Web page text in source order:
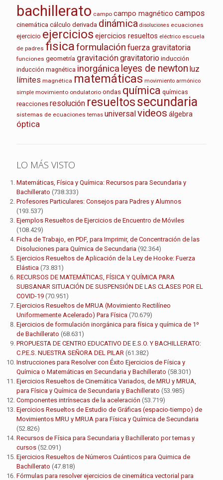
bachillerato campo campo magnético campos
cinemática cálculo derivada dinámica disoluciones ecuaciones
ejercicio ejercicios ejercicios resueltos eléctrico escuela
de padres fisicaformulación fuerza gravitatoria
funciones geometría gravitación gravitatorio inducción
inducción magnética inorgánica leyes de newton luz
límites magnética matemáticas movimiento armónico
simple movimiento ondulatorio ondas química químicas
reacciones resolución resueltossecundaria
sistemas de ecuaciones temas universalvideos álgebra
óptica
LO MÁS VISTO
Matemáticas, Física y Química: Recursos para Secundaria y
Bachillerato (738.333)
Profesores Particulares: Consejos para Padres y Alumnos
(193.537)
Ejemplos Resueltos de Ejercicios de Encuentro de Móviles
(108.429)
Ficha de Trabajo, en PDF, para Imprimir, de Concentración de las
Disoluciones para Química de Secundaria (92.364)
Ejercicios Resueltos de Aplicación de la Ley de Hooke: Fuerza
Elástica (73.831)
RECURSOS DE MATEMÁTICAS, FÍSICA Y QUÍMICA PARA
SUBSANAR SITUACIÓN DE SUSPENSIÓN DE LAS CLASES POR EL
COVID-19 (70.951)
Ejercicios Resueltos de MRUA (Movimiento Rectilíneo
Uniformemente Acelerado) Para Física (70.679)
Ejercicios de formulación inorgánica para física y química de 1º
de Bachillerato (68.631)
PROPUESTA DE CENTRO EDUCATIVO DE E.S.O. Y BACHILLERATO:
C.P.E.S. NUESTRA SEÑORA DEL PILAR (61.382)
Instrucciones para Resolver con Éxito Ejercicios de Física y
Química o Matemáticas en Secundaria y Bachillerato (58.301)
Ejercicios Resueltos de Cinemática Variados, de MRU y MRUA,
para Física y Química de Secundaria y Bachillerato (53.985)
Componentes intrínsecas de la aceleración (53.719)
Ejercicios Resueltos de Estudio de Gráficas (espacio-tiempo) de
Movimientos MRU y MRUA para Física y Química de Secundaria
(52.826)
Recursos de Física para Secundaria y Bachillerato por temas y
cursos (52.091)
Ejercicios Resueltos de Números Cuánticos para Quimica de
Bachillerato (47.818)
Fórmulas para resolver ejercicios de cinemática vectorial para